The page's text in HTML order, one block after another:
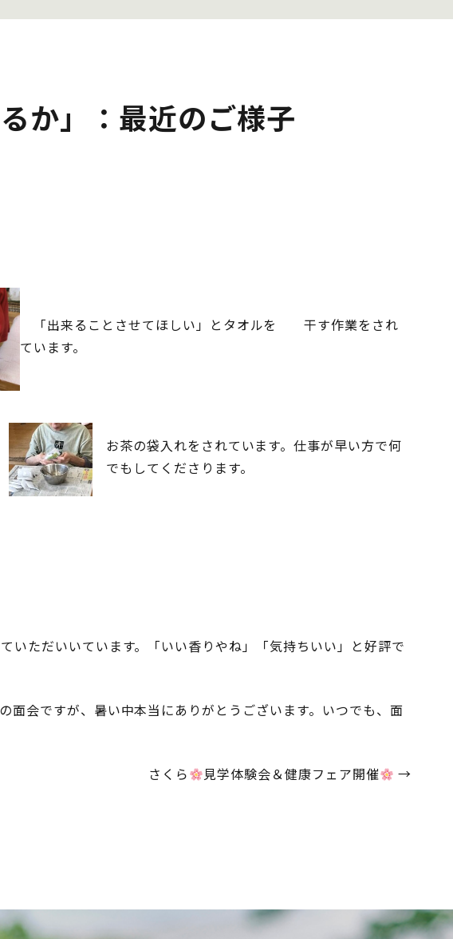
か」：最近のご様子
「出来ることさせてほしい」とタオルを 干す作業をされ
ています。
お茶の袋入れをされています。仕事が早い方で何
でもしてくださります。
ただいいています。「いい香りやね」「気持ちいい」と好評で
会ですが、暑い中本当にありがとうございます。いつでも、面
さくら 見学体験会＆健康フェア開催 →